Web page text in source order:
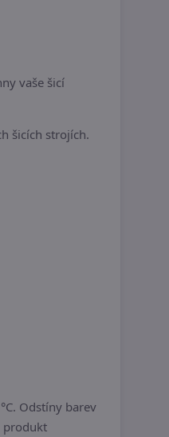
vaše šicí
šicích strojích.
Odstíny barev
produkt